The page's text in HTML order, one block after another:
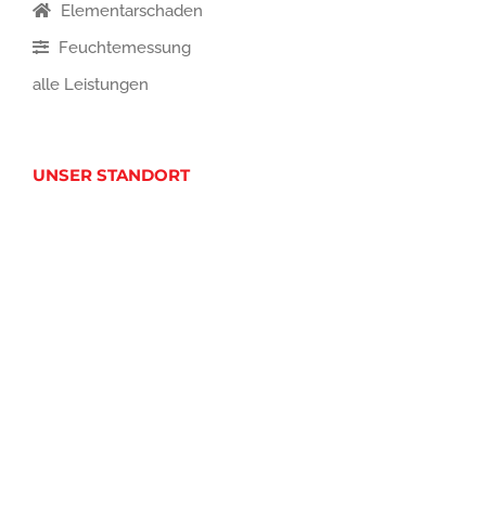
Elementarschaden
Feuchtemessung
alle Leistungen
UNSER STANDORT